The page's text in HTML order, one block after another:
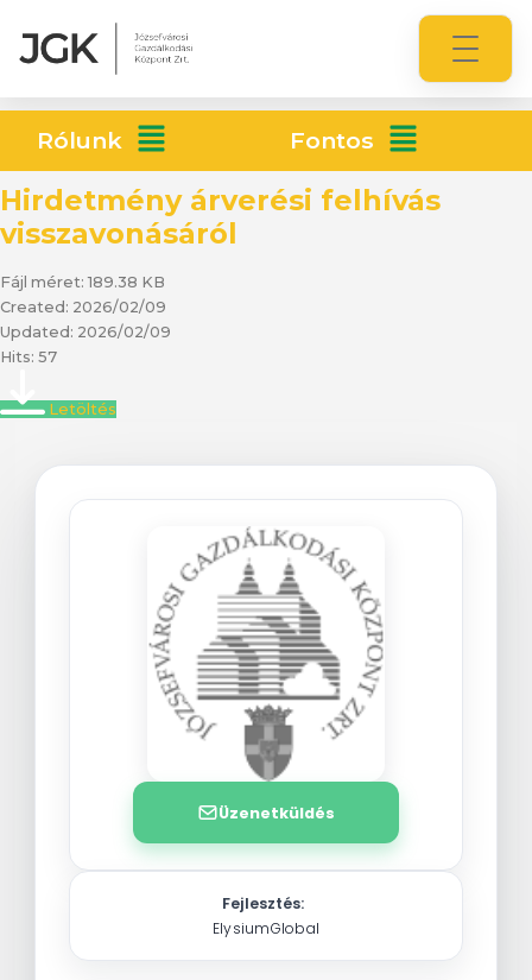
Rólunk Fontos
Hirdetmény árverési felhívás
visszavonásáról
Fájl méret: 189.38 KB
Created: 2026/02/09
Updated: 2026/02/09
Hits: 57
Letöltés
Üzenetküldés
Fejlesztés:
ElysiumGlobal